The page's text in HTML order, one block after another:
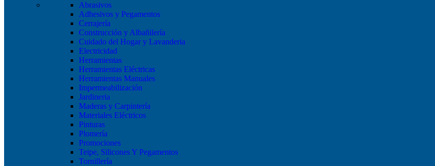
Abrasivos
Adhesivos y Pegamentos
Cerrajería
Construcción y Albañilería
Cuidado del Hogar y Lavanderia
Electricidad
Herramientas
Herramientas Eléctricas
Herramientas Manuales
Impermeabilización
Jardineria
Maderas y Carpintería
Materiales Eléctricos
Pinturas
Plomería
Promociones
Teipe, Silicones Y Pegamentos
Tornillería